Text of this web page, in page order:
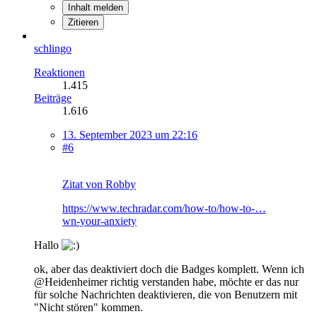
Inhalt melden
Zitieren
schlingo
Reaktionen
1.415
Beiträge
1.616
13. September 2023 um 22:16
#6
Zitat von Robby
https://www.techradar.com/how-to/how-to-…
wn-your-anxiety
Hallo
ok, aber das deaktiviert doch die Badges komplett. Wenn ich
@Heidenheimer richtig verstanden habe, möchte er das nur
für solche Nachrichten deaktivieren, die von Benutzern mit
"Nicht stören" kommen.